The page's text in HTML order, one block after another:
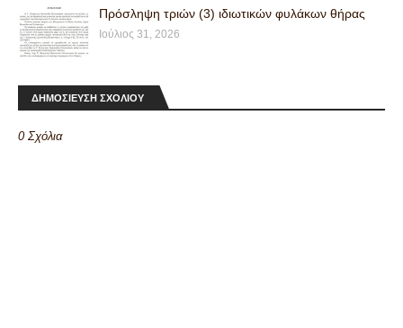
Πρόσληψη τριών (3) ιδιωτικών φυλάκων θήρας
Ιούλιος 31, 2026
ΔΗΜΟΣΙΕΥΣΗ ΣΧΟΛΙΟΥ
0 Σχόλια